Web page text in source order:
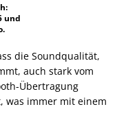
und
die Soundqualität,
auch stark vom
Übertragung
was immer mit einem